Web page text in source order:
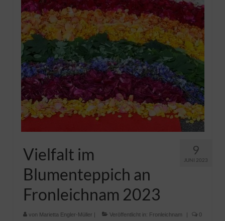
9
JUNI 2023
Vielfalt im
Blumenteppich an
Fronleichnam 2023
von Marietta Engler-Müller | Veröffentlicht in: Fronleichnam | 0